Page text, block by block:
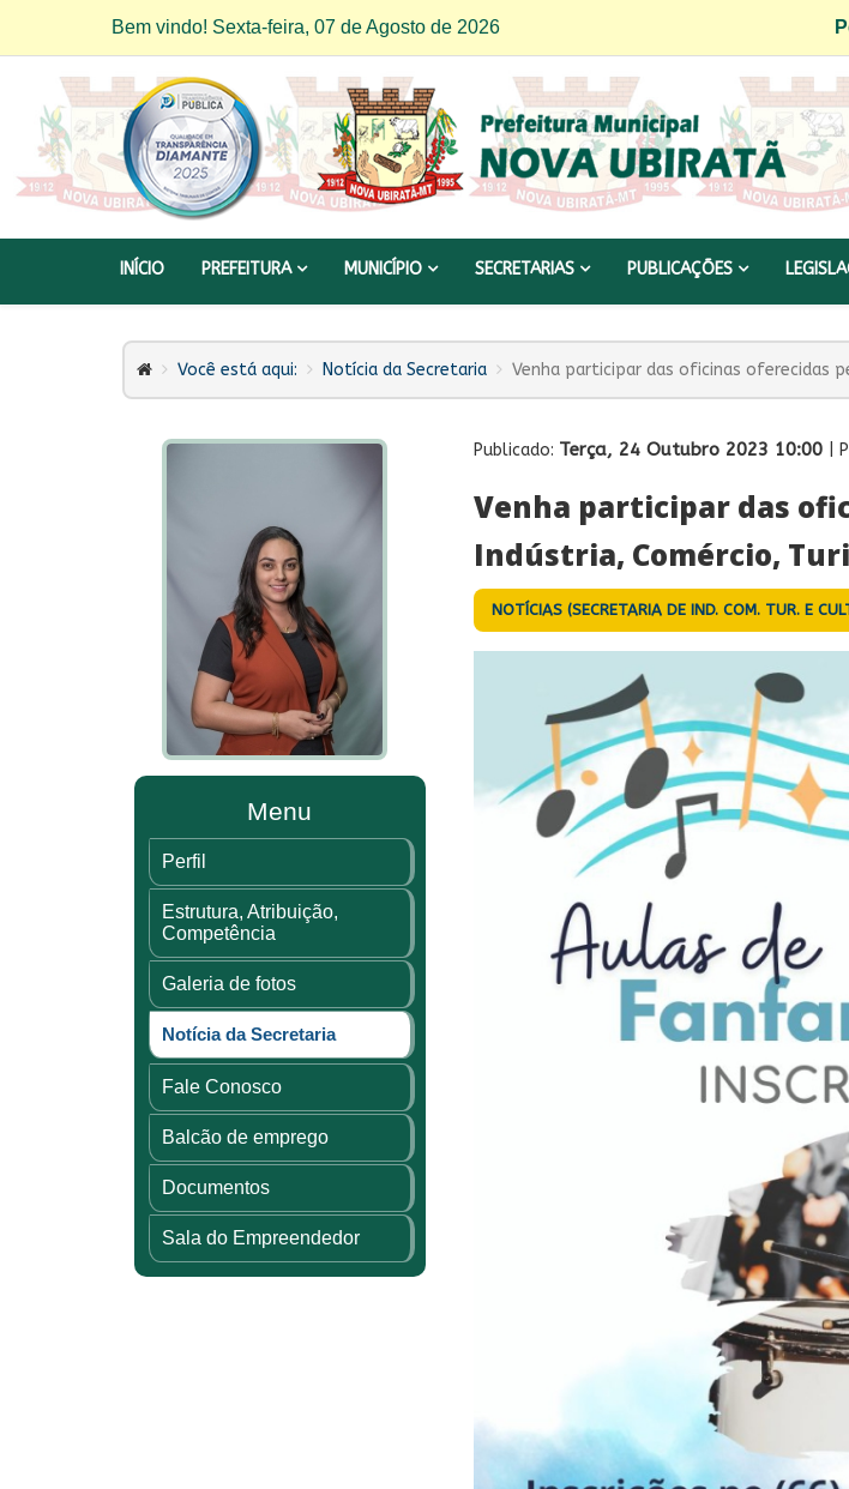
Bem vindo! Sexta-feira, 07 de Agosto de 2026
INÍCIO PREFEITURA MUNICÍPIO SECRETARIAS PUBLICAÇÕES
Você está aqui: Notícia da Secretaria Venha participar das oficinas oferecidas
Menu
Perfil
Estrutura, Atribuição,
Competência
Galeria de fotos
Notícia da Secretaria
Fale Conosco
Balcão de emprego
Documentos
Sala do Empreendedor
Publicado: Terça, 24 Outubro 2023 10:00 |
Venha participar das
Indústria, Comércio,
NOTÍCIAS (SECRETARIA DE IND. COM. TUR. E